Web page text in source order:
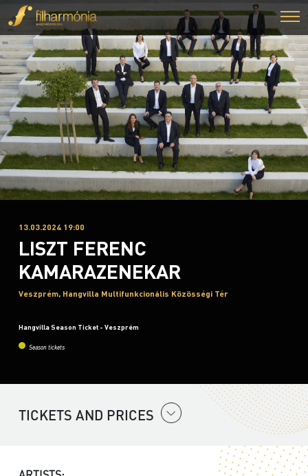
13.03.2024 19:00
LISZT FERENC
KAMARAZENEKAR
Veszprém, Hangvilla Multifunkcionális Közösségi Tér
Hangvilla Season Ticket - Veszprém
Season tickets
TICKETS AND PRICES